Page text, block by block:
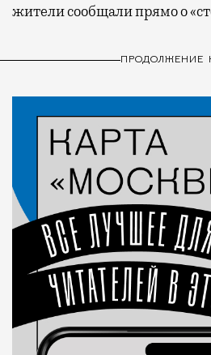
жители сообщали прямо о
ПРОДОЛЖЕНИЕ